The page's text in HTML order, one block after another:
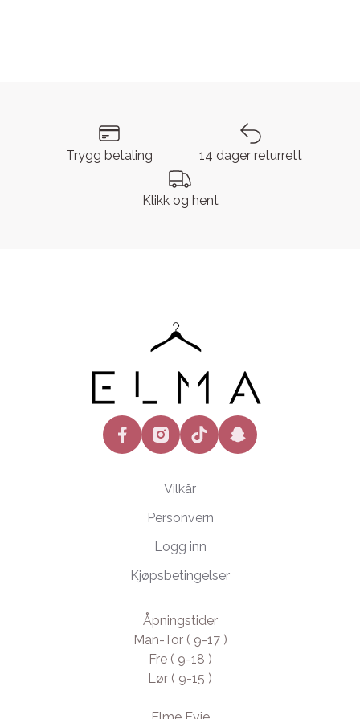
Trygg betaling 14 dager returrett
Klikk og hent
facebookinstagramtiktok snapchat
Vilkår
Personvern
Logg inn
Kjøpsbetingelser
Åpningstider
Man-Tor ( 9-17 )
Fre ( 9-18 )
Lør ( 9-15 )